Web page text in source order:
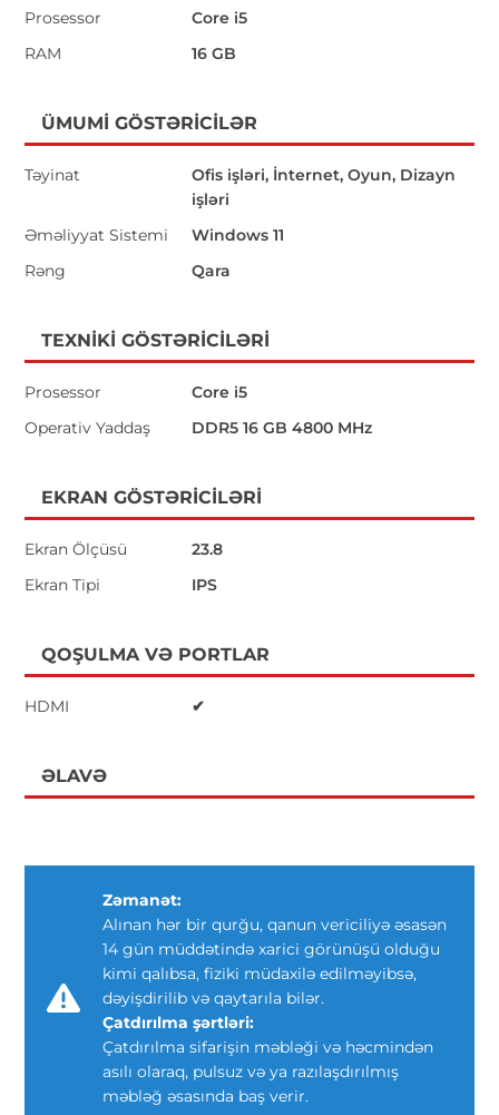
Prosessor
Core i5
RAM
16 GB
ÜMUMI GÖSTƏRICILƏR
Təyinat
Ofis işləri, İnternet, Oyun, Dizayn
işləri
Əməliyyat Sistemi
Windows 11
Rəng
Qara
TEXNIKI GÖSTƏRICILƏRI
Prosessor
Core i5
Operativ Yaddaş
DDR5 16 GB 4800 MHz
EKRAN GÖSTƏRICILƏRI
Ekran Ölçüsü
23.8
Ekran Tipi
IPS
QOŞULMA VƏ PORTLAR
HDMI ✔
ƏLAVƏ
Zəmanət:
Alınan hər bir qurğu, qanun vericiliyə əsasən
14 gün müddətində xarici görünüşü olduğu
kimi qalıbsa, fiziki müdaxilə edilməyibsə,
dəyişdirilib və qaytarıla bilər.
Çatdırılma şərtləri:
Çatdırılma sifarişin məbləği və həcmindən
asılı olaraq, pulsuz və ya razılaşdırılmış
məbləğ əsasında baş verir.